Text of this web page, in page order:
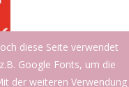
diese Seite verwendet
Google Fonts, um die
der weiteren Verwendung